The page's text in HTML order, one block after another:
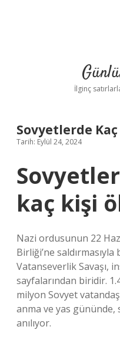
İlginç
Sovyetlerde
Tarih: Eylül 24, 2024
kaç kişi
Nazi ordusunun 22
Birliği’ne
Vatanseverlik Savaşı,
sayfalarından biridir.
milyon Sovyet
anma ve yas gününde,
anılıyor.